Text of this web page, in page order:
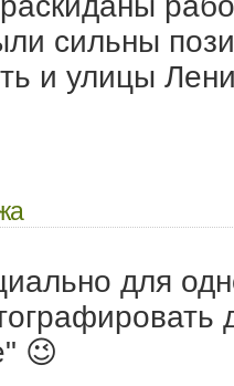
сильны
и улицы
для
😉